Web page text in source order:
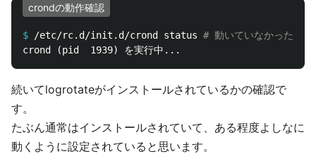
crondの動作確認
$ /etc/rc.d/init.d/crond status # 動いていなかったら
続いてlogrotateがインストールされているかの確認で
す。
たぶん通常はインストールされていて、ある程度よしなに
動くように設定されていると思います。